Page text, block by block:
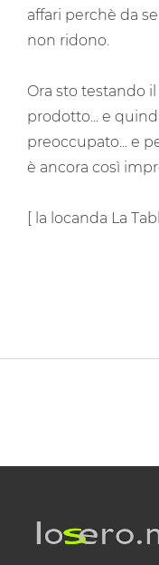
affari perchè da
non ridono.
Ora sto testando
prodotto... e
preoccupato... e
è ancora così
[ la locanda La